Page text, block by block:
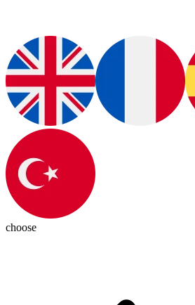
choose